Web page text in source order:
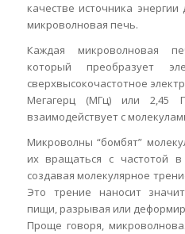
качестве источника
микроволновая печь.
Каждая микроволновая
который преобразует
сверхвысокочастотное
Мегагерц (МГц) или 2,45
взаимодействует с
Микроволны “бомбят”
их вращаться с частотой
создавая молекулярное
Это трение наносит
пищи, разрывая или
Проще говоря,